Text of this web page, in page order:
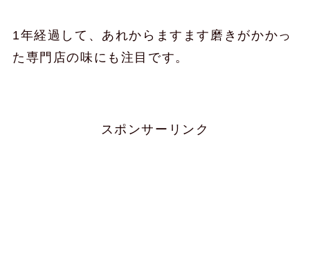
1年経過して、あれからますます磨きがかかっ
た専門店の味にも注目です。
スポンサーリンク